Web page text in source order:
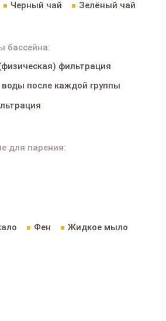
Черный чай Зелёный чай
бассейна:
фильтрация
после каждой группы
для парения:
Фен Жидкое мыло